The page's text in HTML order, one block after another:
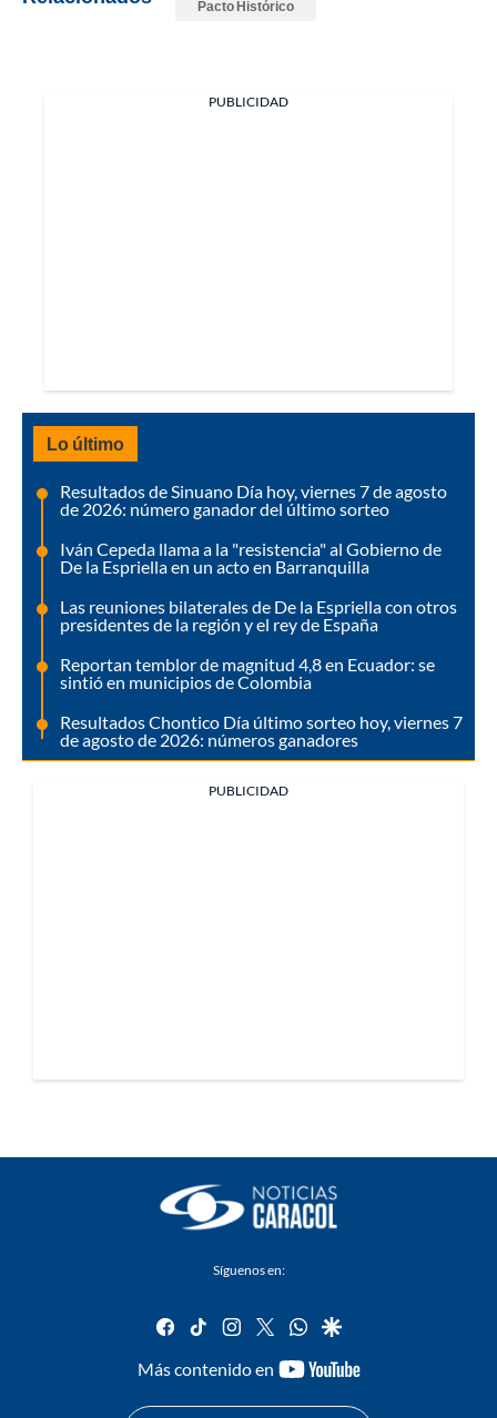
Pacto Histórico
PUBLICIDAD
Lo último
Resultados de Sinuano Día hoy, viernes 7 de agosto
de 2026: número ganador del último sorteo
Iván Cepeda llama a la "resistencia" al Gobierno de
De la Espriella en un acto en Barranquilla
Las reuniones bilaterales de De la Espriella con otros
presidentes de la región y el rey de España
Reportan temblor de magnitud 4,8 en Ecuador: se
sintió en municipios de Colombia
Resultados Chontico Día último sorteo hoy, viernes 7
de agosto de 2026: números ganadores
PUBLICIDAD
Síguenos en:
facebook
tiktok instagram
twitterwhatsapp
google
Más contenido en
youtube-